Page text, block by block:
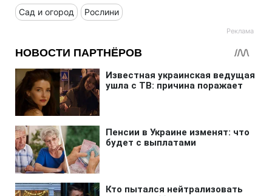
Сад и огород Рослини